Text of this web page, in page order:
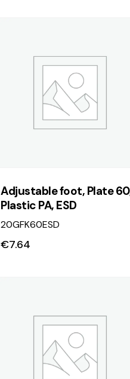
Adjustable foot, Plate
Plastic PA, ESD
20GFK60ESD
€7.64